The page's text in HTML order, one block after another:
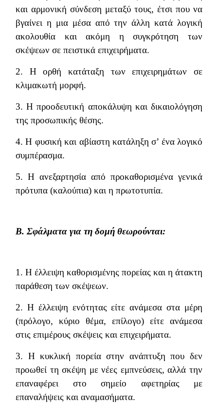
και αρμονική σύνδεση μεταξύ τους, έτσι που να
βγαίνει η μια μέσα από την άλλη κατά λογική
ακολουθία και ακόμη η συγκρότηση των
σκέψεων σε πειστικά επιχειρήματα.
2. Η ορθή κατάταξη των επιχειρημάτων σε
κλιμακωτή μορφή.
3. Η προοδευτική αποκάλυψη και δικαιολόγηση
της προσωπικής θέσης.
4. Η φυσική και αβίαστη κατάληξη σ’ ένα λογικό
συμπέρασμα.
5. Η ανεξαρτησία από προκαθορισμένα γενικά
πρότυπα (καλούπια) και η πρωτοτυπία.
Β. Σφάλματα για τη δομή θεωρούνται:
1. Η έλλειψη καθορισμένης πορείας και η άτακτη
παράθεση των σκέψεων.
2. Η έλλειψη ενότητας είτε ανάμεσα στα μέρη
(πρόλογο, κύριο θέμα, επίλογο) είτε ανάμεσα
στις επιμέρους σκέψεις και επιχειρήματα.
3. Η κυκλική πορεία στην ανάπτυξη που δεν
προωθεί τη σκέψη με νέες εμπνεύσεις, αλλά την
επαναφέρει στο σημείο αφετηρίας με
επαναλήψεις και αναμασήματα.